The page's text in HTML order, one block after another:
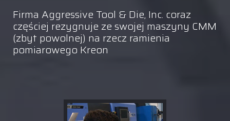
Firma Aggressive Tool & Die, Inc. coraz
częściej rezygnuje ze swojej maszyny CMM
(zbyt powolnej) na rzecz ramienia
pomiarowego Kreon